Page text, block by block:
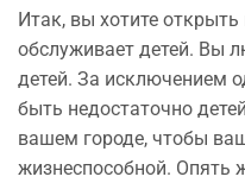
Итак, вы хотите
обслуживает детей. Вы
детей. За исключением
быть недостаточно
вашем городе, чтобы
жизнеспособной. Опять